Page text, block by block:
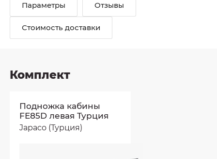
Параметры Отзывы
Стоимость доставки
Комплект
Подножка кабины
FE85D левая Турция
Japaco (Турция)